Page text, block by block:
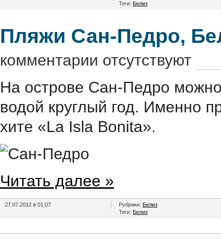
Теги: Белиз
Пляжи Сан-Педро,
комментарии отсутствуют
На острове Сан-Педро
водой круглый год. Именно
хите «La Isla Bonita».
Читать далее »
27.07.2012 в 01:07 Рубрики: Белиз
Теги: Белиз